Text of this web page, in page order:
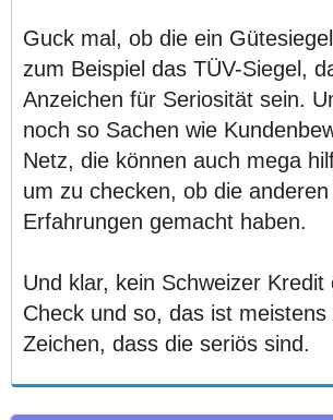
Guck mal, ob die ein
zum Beispiel das TÜV-Siegel,
Anzeichen für Seriosität sein.
noch so Sachen wie
Netz, die können auch mega
um zu checken, ob die
Erfahrungen gemacht haben.
Und klar, kein Schweizer Kredit
Check und so, das ist meistens
Zeichen, dass die seriös sind.